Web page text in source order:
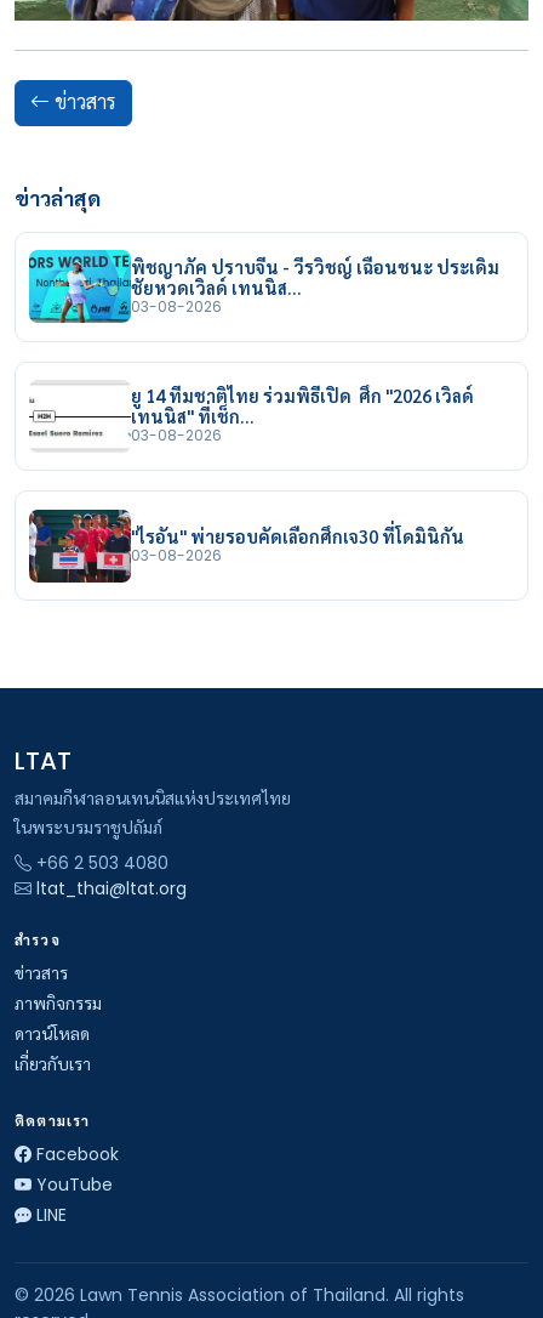
ข่าวสาร
ข่าวล่าสุด
พิชญาภัค ปราบจีน - วีรวิชญ์ เฉือนชนะ ประเดิม
ชัยหวดเวิลด์ เทนนิส…
03-08-2026
ยู 14 ทีมชาติไทย ร่วมพิธีเปิด ศึก "2026 เวิลด์
เทนนิส" ที่เช็ก…
03-08-2026
"ไรอัน" พ่ายรอบคัดเลือกศึกเจ30 ที่โดมินิกัน
03-08-2026
LTAT
สมาคมกีฬาลอนเทนนิสแห่งประเทศไทย
ในพระบรมราชูปถัมภ์
+66 2 503 4080
ltat_thai@ltat.org
สำรวจ
ข่าวสาร
ภาพกิจกรรม
ดาวน์โหลด
เกี่ยวกับเรา
ติดตามเรา
Facebook
YouTube
LINE
© 2026 Lawn Tennis Association of Thailand. All rights